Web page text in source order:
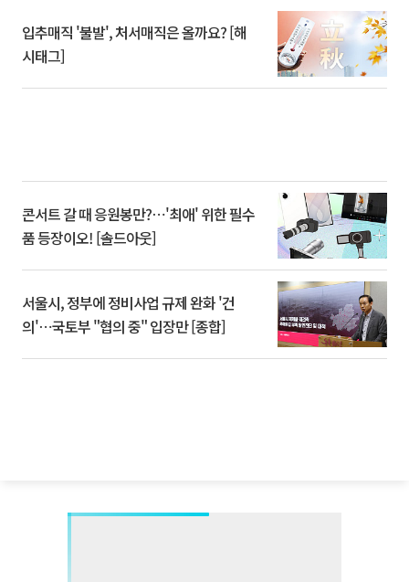
입추매직 '불발', 처서매직은 올까요? [해
시태그]
콘서트 갈 때 응원봉만?⋯'최애' 위한 필수
품 등장이오! [솔드아웃]
서울시, 정부에 정비사업 규제 완화 '건
의'⋯국토부 "협의 중" 입장만 [종합]